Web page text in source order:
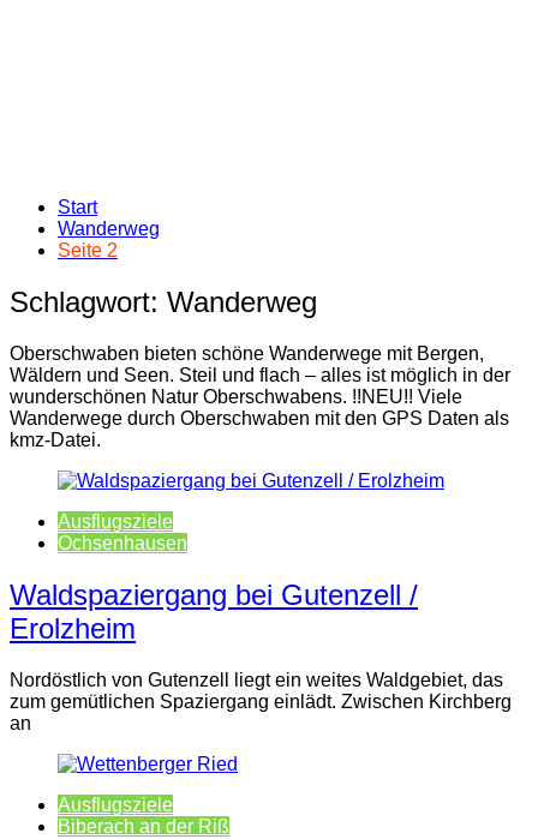
Start
Wanderweg
Seite 2
Schlagwort: Wanderweg
Oberschwaben bieten schöne Wanderwege mit Bergen,
Wäldern und Seen. Steil und flach – alles ist möglich in der
wunderschönen Natur Oberschwabens. !!NEU!! Viele
Wanderwege durch Oberschwaben mit den GPS Daten als
kmz-Datei.
Ausflugsziele
Ochsenhausen
Waldspaziergang bei Gutenzell /
Erolzheim
Nordöstlich von Gutenzell liegt ein weites Waldgebiet, das
zum gemütlichen Spaziergang einlädt. Zwischen Kirchberg
an
Ausflugsziele
Biberach an der Riß